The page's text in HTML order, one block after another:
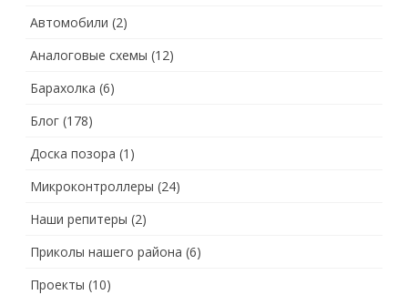
Автомобили (2)
Аналоговые схемы (12)
Барахолка (6)
Блог (178)
Доска позора (1)
Микроконтроллеры (24)
Наши репитеры (2)
Приколы нашего района (6)
Проекты (10)